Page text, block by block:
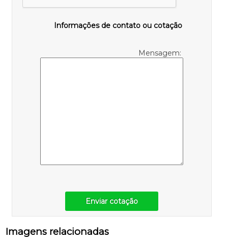
Informações de contato ou cotação
Mensagem:
Enviar cotação
Imagens relacionadas